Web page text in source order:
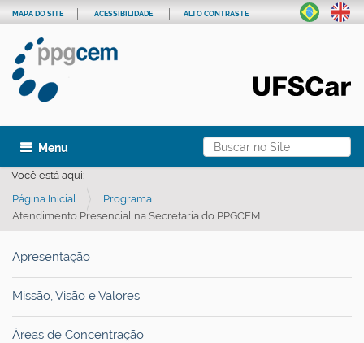
Busca
Busca Avançada…
MAPA DO SITE ACESSIBILIDADE ALTO CONTRASTE
Toggle navigation
Você está aqui:
Página Inicial
Programa
Atendimento Presencial na Secretaria do PPGCEM
Apresentação
Missão, Visão e Valores
Áreas de Concentração